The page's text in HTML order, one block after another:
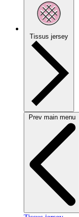
Tissus jersey
Prev main menu